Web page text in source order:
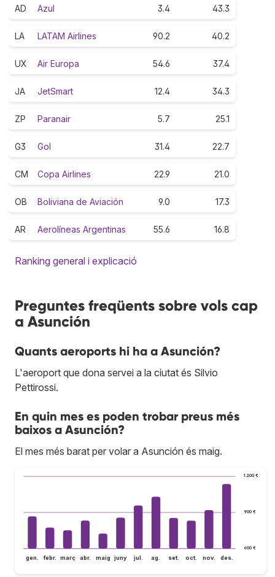
AD Azul 3.4 43.3
LA LATAM Airlines 90.2 40.2
UX Air Europa 54.6 37.4
JA JetSmart 12.4 34.3
ZP Paranair 5.7 25.1
G3 Gol 31.4 22.7
CM Copa Airlines 22.9 21.0
OB Boliviana de Aviación 9.0 17.3
AR Aerolíneas Argentinas 55.6 16.8
Ranking general i explicació
Preguntes freqüents sobre vols cap
a Asunción
Quants aeroports hi ha a Asunción?
L'aeroport que dona servei a la ciutat és Silvio
Pettirossi.
En quin mes es poden trobar preus més
baixos a Asunción?
El mes més barat per volar a Asunción és maig.
600 €
900 €
1.200 €
gen. febr. març abr. maig juny jul. ag. set. oct. nov. des.